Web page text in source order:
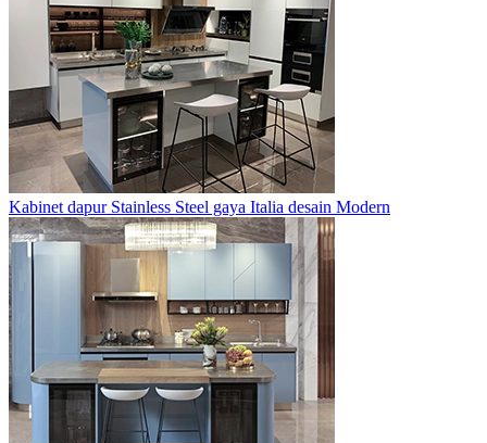
Kabinet dapur Stainless Steel gaya Italia desain Modern